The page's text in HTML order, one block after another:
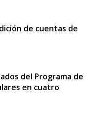
de cuentas de
del Programa de
en cuatro